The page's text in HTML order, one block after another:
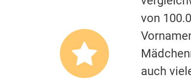
von
auch